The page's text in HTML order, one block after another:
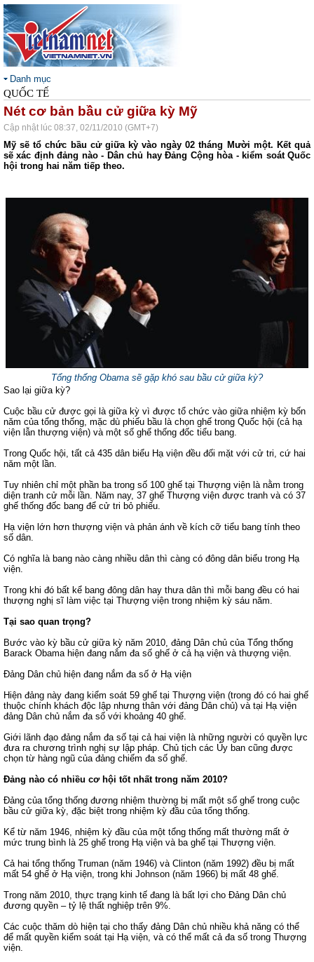
Danh mục
QUỐC TẾ
Nét cơ bản bầu cử giữa kỳ Mỹ
Cập nhật lúc 08:37, 02/11/2010 (GMT+7)
Mỹ sẽ tổ chức bầu cử giữa kỳ vào ngày 02 tháng Mười một. Kết quả
sẽ xác định đảng nào - Dân chủ hay Đảng Cộng hòa - kiểm soát Quốc
hội trong hai năm tiếp theo.
Tổng thống Obama sẽ gặp khó sau bầu cử giữa kỳ?
Sao lại giữa kỳ?
Cuộc bầu cử được gọi là giữa kỳ vì được tổ chức vào giữa nhiệm kỳ bốn
năm của tổng thống, mặc dù phiếu bầu là chọn ghế trong Quốc hội (cả hạ
viện lẫn thượng viện) và một số ghế thống đốc tiểu bang.
Trong Quốc hội, tất cả 435 dân biểu Hạ viện đều đối mặt với cử tri, cứ hai
năm một lần.
Tuy nhiên chỉ một phần ba trong số 100 ghế tại Thượng viện là nằm trong
diện tranh cử mỗi lần. Năm nay, 37 ghế Thượng viện được tranh và có 37
ghế thống đốc bang để cử tri bỏ phiếu.
Hạ viện lớn hơn thượng viện và phản ánh về kích cỡ tiểu bang tính theo
số dân.
Có nghĩa là bang nào càng nhiều dân thì càng có đông dân biểu trong Hạ
viện.
Trong khi đó bất kể bang đông dân hay thưa dân thì mỗi bang đều có hai
thượng nghị sĩ làm việc tại Thượng viện trong nhiệm kỳ sáu năm.
Tại sao quan trọng?
Bước vào kỳ bầu cử giữa kỳ năm 2010, đảng Dân chủ của Tổng thống
Barack Obama hiện đang nắm đa số ghế ở cả hạ viện và thượng viện.
Đảng Dân chủ hiện đang nắm đa số ở Hạ viện
Hiện đảng này đang kiểm soát 59 ghế tại Thượng viện (trong đó có hai ghế
thuộc chính khách độc lập nhưng thân với đảng Dân chủ) và tại Hạ viện
đảng Dân chủ nắm đa số với khoảng 40 ghế.
Giới lãnh đạo đảng nắm đa số tại cả hai viện là những người có quyền lực
đưa ra chương trình nghị sự lập pháp. Chủ tịch các Ủy ban cũng được
chọn từ hàng ngũ của đảng chiếm đa số ghế.
Đảng nào có nhiều cơ hội tốt nhất trong năm 2010?
Đảng của tổng thống đương nhiệm thường bị mất một số ghế trong cuộc
bầu cử giữa kỳ, đặc biệt trong nhiệm kỳ đầu của tổng thống.
Kể từ năm 1946, nhiệm kỳ đầu của một tổng thống mất thường mất ở
mức trung bình là 25 ghế trong Hạ viện và ba ghế tại Thượng viện.
Cả hai tổng thống Truman (năm 1946) và Clinton (năm 1992) đều bị mất
mất 54 ghế ở Hạ viện, trong khi Johnson (năm 1966) bị mất 48 ghế.
Trong năm 2010, thực trạng kinh tế đang là bất lợi cho Đảng Dân chủ
đương quyền – tỷ lệ thất nghiệp trên 9%.
Các cuộc thăm dò hiện tại cho thấy đảng Dân chủ nhiều khả năng có thể
để mất quyền kiểm soát tại Hạ viện, và có thể mất cả đa số trong Thượng
viện.